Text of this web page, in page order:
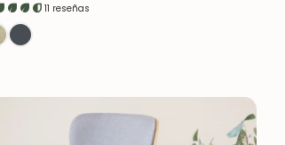
11 reseñas